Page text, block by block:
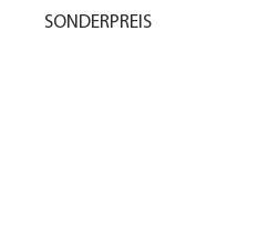
SONDERPREIS